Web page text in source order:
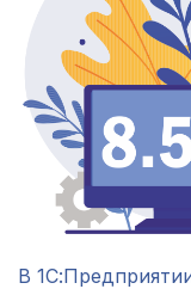
В